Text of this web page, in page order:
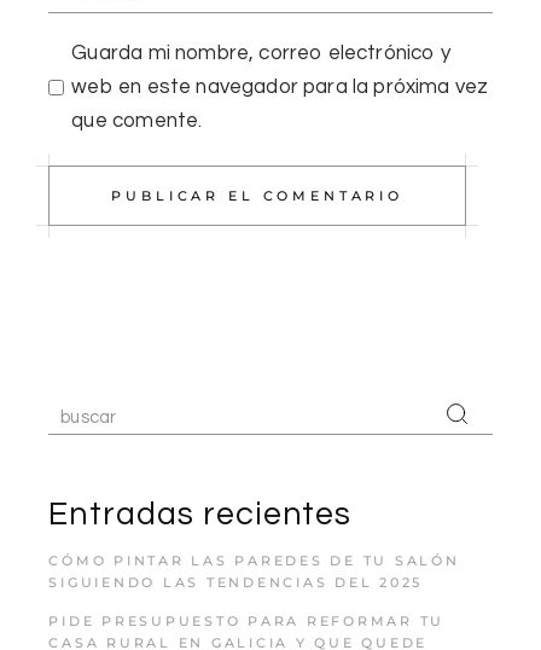
Guarda mi nombre, correo electrónico y
web en este navegador para la próxima vez
que comente.
PUBLICAR EL COMENTARIO
Entradas recientes
CÓMO PINTAR LAS PAREDES DE TU SALÓN
SIGUIENDO LAS TENDENCIAS DEL 2025
PIDE PRESUPUESTO PARA REFORMAR TU
CASA RURAL EN GALICIA Y QUE QUEDE